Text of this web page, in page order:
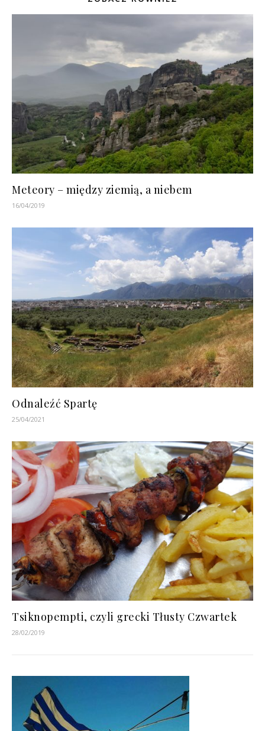
Meteory – między ziemią, a niebem
16/04/2019
Odnaleźć Spartę
25/04/2021
Tsiknopempti, czyli grecki Tłusty Czwartek
28/02/2019